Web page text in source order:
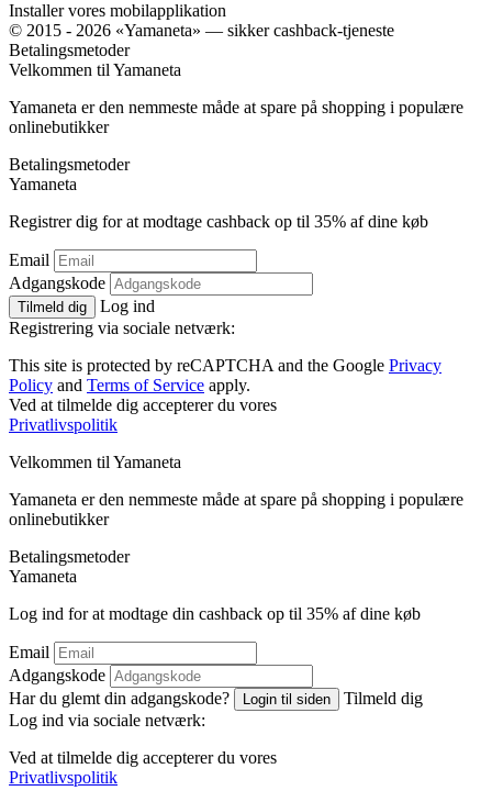
Installer vores mobilapplikation
© 2015 - 2026 «Yamaneta» — sikker cashback-tjeneste
Betalingsmetoder
Velkommen til Yamaneta
Yamaneta er den nemmeste måde at spare på shopping i populære
onlinebutikker
Betalingsmetoder
Yamaneta
Registrer dig for at modtage cashback op til 35% af dine køb
Email
Adgangskode
Tilmeld dig
Log ind
Registrering via sociale netværk:
This site is protected by reCAPTCHA and the Google Privacy
Policy and Terms of Service apply.
Ved at tilmelde dig accepterer du vores
Privatlivspolitik
Velkommen til Yamaneta
Yamaneta er den nemmeste måde at spare på shopping i populære
onlinebutikker
Betalingsmetoder
Yamaneta
Log ind for at modtage din cashback op til 35% af dine køb
Email
Adgangskode
Har du glemt din adgangskode?
Login til siden
Tilmeld dig
Log ind via sociale netværk:
Ved at tilmelde dig accepterer du vores
Privatlivspolitik